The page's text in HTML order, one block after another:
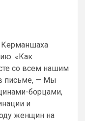
Керманшаха
«Как
со всем нашим
письме, — Мы
борцами,
и
женщин на